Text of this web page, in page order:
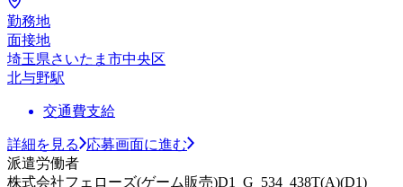
勤務地
面接地
埼玉県さいたま市中央区
北与野駅
交通費支給
詳細を見る
応募画面に進む
派遣労働者
株式会社フェローズ(ゲーム販売)D1_G_534_438T(A)(D1)